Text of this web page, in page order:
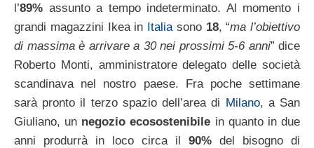
l’89% assunto a tempo indeterminato. Al momento i
grandi magazzini Ikea in Italiasono 18, “ma l’obiettivo
di massima è arrivare a 30 nei prossimi 5-6 anni” dice
Roberto Monti, amministratore delegato delle società
scandinava nel nostro paese. Fra poche settimane
sarà pronto il terzo spazio dell’area di Milano, a San
Giuliano, un negozio ecosostenibile in quanto in due
anni produrrà in loco circa il 90% del bisogno di